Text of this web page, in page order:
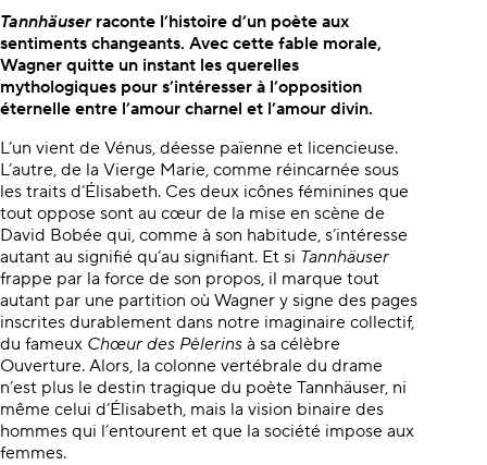
À propos du concert
Tannhäuser raconte l’histoire d’un poète aux
sentiments changeants. Avec cette fable morale,
Wagner quitte un instant les querelles
mythologiques pour s’intéresser à l’opposition
éternelle entre l’amour charnel et l’amour divin.
L’un vient de Vénus, déesse païenne et licencieuse.
L’autre, de la Vierge Marie, comme réincarnée sous
les traits d’Élisabeth. Ces deux icônes féminines que
tout oppose sont au cœur de la mise en scène de
David Bobée qui, comme à son habitude, s’intéresse
autant au signifié qu’au signifiant. Et si Tannhäuser
frappe par la force de son propos, il marque tout
autant par une partition où Wagner y signe des pages
inscrites durablement dans notre imaginaire collectif,
du fameux Chœur des Pèlerins à sa célèbre
Ouverture. Alors, la colonne vertébrale du drame
n’est plus le destin tragique du poète Tannhäuser, ni
même celui d’Élisabeth, mais la vision binaire des
hommes qui l’entourent et que la société impose aux
femmes.